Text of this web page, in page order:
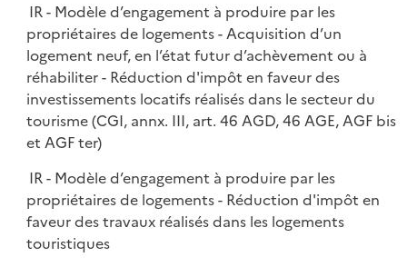
IR - Modèle d’engagement à produire par les
propriétaires de logements - Acquisition d’un
logement neuf, en l’état futur d’achèvement ou à
réhabiliter - Réduction d'impôt en faveur des
investissements locatifs réalisés dans le secteur du
tourisme (CGI, annx. III, art. 46 AGD, 46 AGE, AGF bis
et AGF ter)
IR - Modèle d’engagement à produire par les
propriétaires de logements - Réduction d'impôt en
faveur des travaux réalisés dans les logements
touristiques